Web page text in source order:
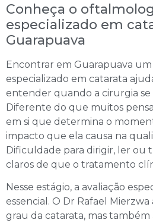
Conheça o
especializado em
Guarapuava
Encontrar em Guarapuava
especializado em catarata
entender quando a cirurgia
Diferente do que muitos
em si que determina o
impacto que ela causa na
Dificuldade para dirigir, ler ou
claros de que o tratamento
Nesse estágio, a avaliação
essencial. O Dr Rafael Mierzwa
grau da catarata, mas